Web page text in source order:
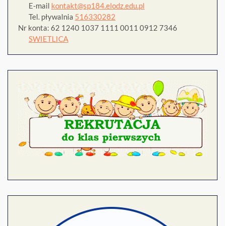
E-mail kontakt@sp184.elodz.edu.pl
Tel. pływalnia 516330282
Nr konta: 62 1240 1037 1111 0011 0912 7346
SWIETLICA